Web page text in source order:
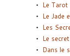
Le Tarot
Le Jade
Les
Le
Dans le